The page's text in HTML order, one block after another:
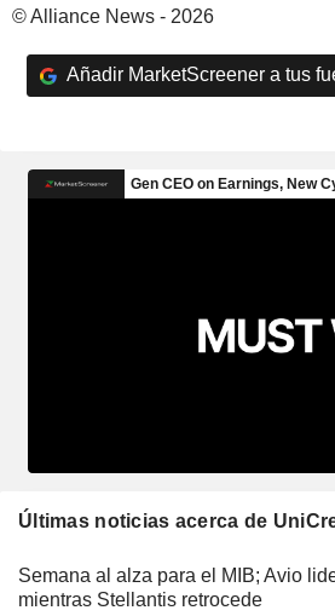
© Alliance News - 2026
Añadir MarketScreener a tus
Últimas noticias acerca de
Semana al alza para el MIB; Avio
mientras Stellantis retrocede